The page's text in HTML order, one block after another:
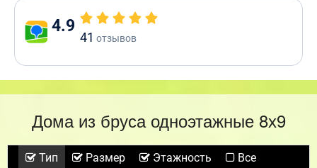
4.9
41 отзывов
Дома из бруса одноэтажные 8х9
Тип Размер Этажность Все